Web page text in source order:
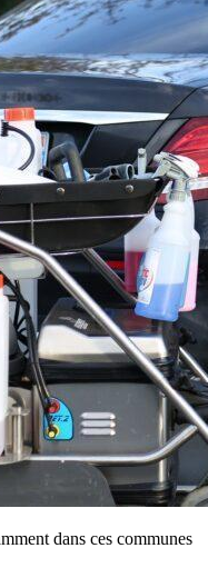
dans ces communes